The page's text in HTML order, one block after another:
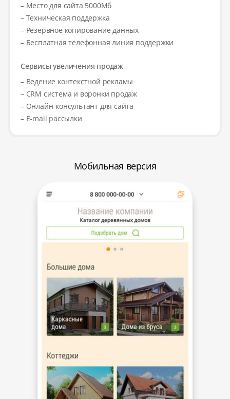
– Место для сайта 5000Мб
– Техническая поддержка
– Резервное копирование данных
– Бесплатная телефонная линия поддержки
Сервисы увеличения продаж
– Ведение контекстной рекламы
– CRM система и воронки продаж
– Онлайн-консультант для сайта
– E-mail рассылки
Мобильная версия